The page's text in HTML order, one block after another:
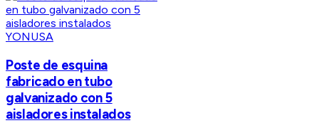
YONUSA
Poste de esquina
fabricado en tubo
galvanizado con 5
aisladores instalados